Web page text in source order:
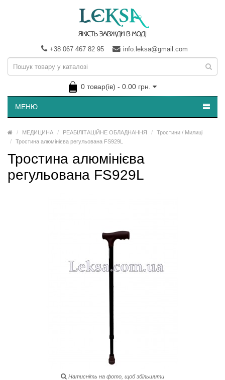
+38 067 467 82 95 info.leksa@gmail.com
0 товар(ів) - 0.00 грн.
МЕНЮ
МЕДИЦИНА РЕАБІЛІТАЦІЙНЕ ОБЛАДНАННЯ
Тростини / Милиці
Тростина алюмінієва регульована FS929L
Тростина алюмінієва
регульована FS929L
Натисніть на фото, щоб збільшити